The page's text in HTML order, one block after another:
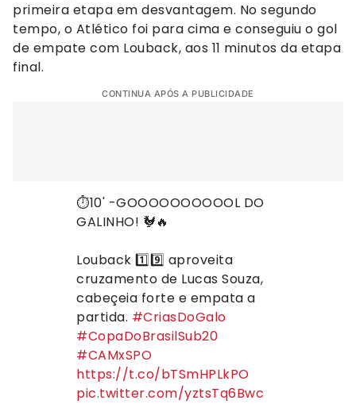
primeira etapa em desvantagem. No segundo
tempo, o Atlético foi para cima e conseguiu o gol
de empate com Louback, aos 11 minutos da etapa
final.
CONTINUA APÓS A PUBLICIDADE
⏱️10' -GOOOOOOOOOOL DO
GALINHO! 🐓🔥
Louback 1️⃣9️⃣ aproveita
cruzamento de Lucas Souza,
cabeçeia forte e empata a
partida. #CriasDoGalo
#CopaDoBrasilSub20
#CAMxSPO
https://t.co/bTSmHPLkPO
pic.twitter.com/yztsTq6Bwc